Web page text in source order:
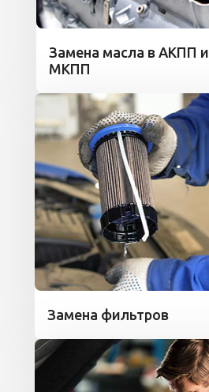
Замена масла в АКПП и
МКПП
Замена фильтров